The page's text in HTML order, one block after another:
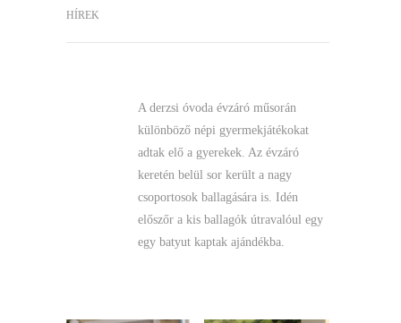
HÍREK
A derzsi óvoda évzáró műsorán
különböző népi gyermekjátékokat
adtak elő a gyerekek. Az évzáró
keretén belül sor került a nagy
csoportosok ballagására is. Idén
előszőr a kis ballagók útravalóul egy
egy batyut kaptak ajándékba.